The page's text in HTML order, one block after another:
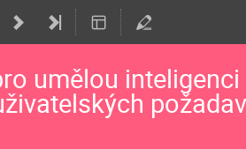
umělou